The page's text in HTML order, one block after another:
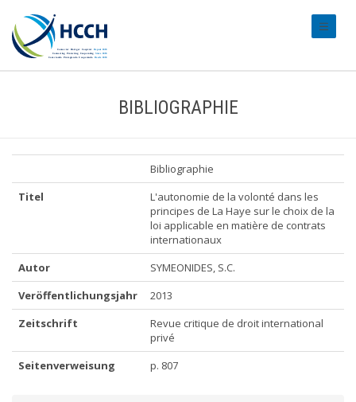
BIBLIOGRAPHIE
Bibliographie
Titel
L'autonomie de la volonté dans les
principes de La Haye sur le choix de la
loi applicable en matière de contrats
internationaux
Autor
SYMEONIDES, S.C.
Veröffentlichungsjahr
2013
Zeitschrift
Revue critique de droit international
privé
Seitenverweisung
p. 807